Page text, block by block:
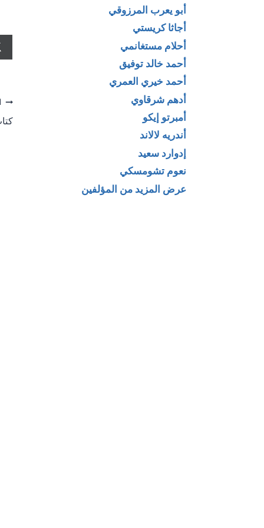
أبو يعرب المرزوقي
أجاثا كريستي
أحلام مستغانمي
أحمد خالد توفيق
أحمد خيري العمري
أدهم شرقاوي
أمبرتو إيكو
أندريه لالاند
إدوارد سعيد
نعوم تشومسكي
عرض المزيد من المؤلفين